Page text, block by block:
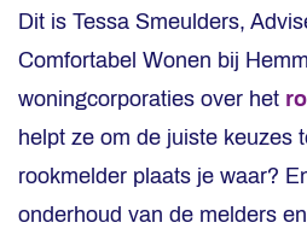
Dit is Tessa Smeulders,
Comfortabel Wonen bij
woningcorporaties over het
helpt ze om de juiste keuzes
rookmelder plaats je waar?
onderhoud van de melders